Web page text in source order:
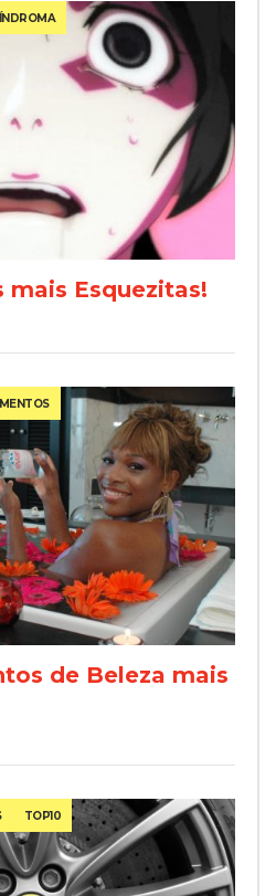
mais Esquezitas!
de Beleza mais
TOP10